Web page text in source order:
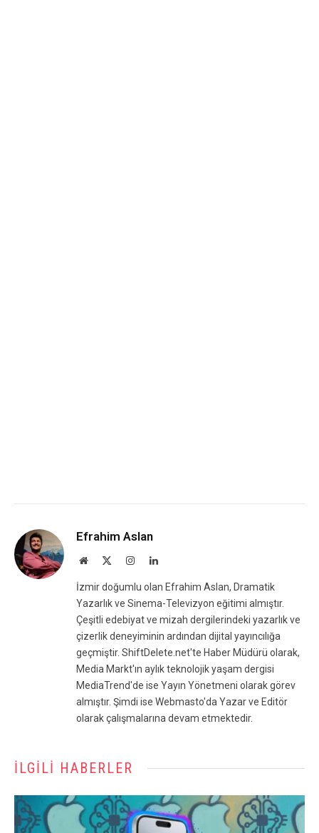
Efrahim Aslan
Website InstagramLinkedIn
İzmir doğumlu olan Efrahim Aslan, Dramatik
Yazarlık ve Sinema-Televizyon eğitimi almıştır.
Çeşitli edebiyat ve mizah dergilerindeki yazarlık ve
çizerlik deneyiminin ardından dijital yayıncılığa
geçmiştir. ShiftDelete.net'te Haber Müdürü olarak,
Media Markt'ın aylık teknolojik yaşam dergisi
MediaTrend'de ise Yayın Yönetmeni olarak görev
almıştır. Şimdi ise Webmasto'da Yazar ve Editör
olarak çalışmalarına devam etmektedir.
İLGILI HABERLER